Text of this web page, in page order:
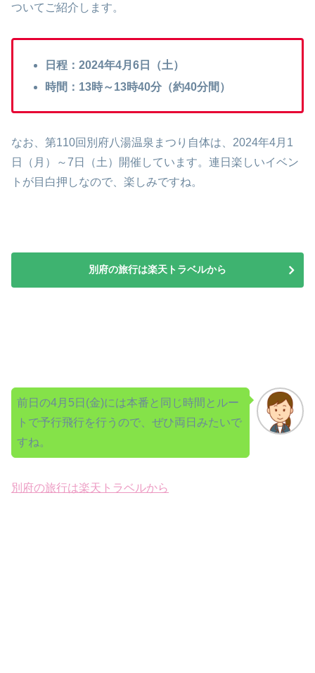
ついてご紹介します。
日程：2024年4月6日（土）
時間：13時～13時40分（約40分間）
なお、第110回別府八湯温泉まつり自体は、2024年4月1
日（月）～7日（土）開催しています。連日楽しいイベン
トが目白押しなので、楽しみですね。
別府の旅行は楽天トラベルから
前日の4月5日(金)には本番と同じ時間とルー
トで予行飛行を行うので、ぜひ両日みたいで
すね。
別府の旅行は楽天トラベルから